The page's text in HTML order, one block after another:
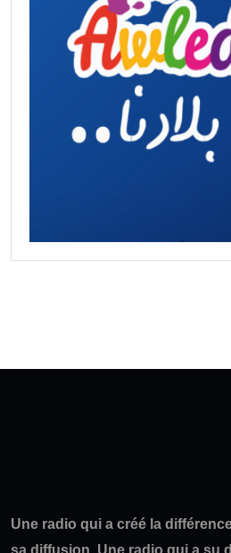
Une radio qui a créé la
sa diffusion. Une radio qui a su